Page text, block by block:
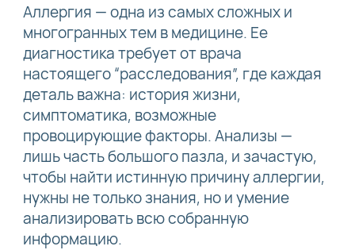
Аллергия — одна из самых сложных и
многогранных тем в медицине. Ее
диагностика требует от врача
настоящего “расследования”, где каждая
деталь важна: история жизни,
симптоматика, возможные
провоцирующие факторы. Анализы —
лишь часть большого пазла, и зачастую,
чтобы найти истинную причину аллергии,
нужны не только знания, но и умение
анализировать всю собранную
информацию.